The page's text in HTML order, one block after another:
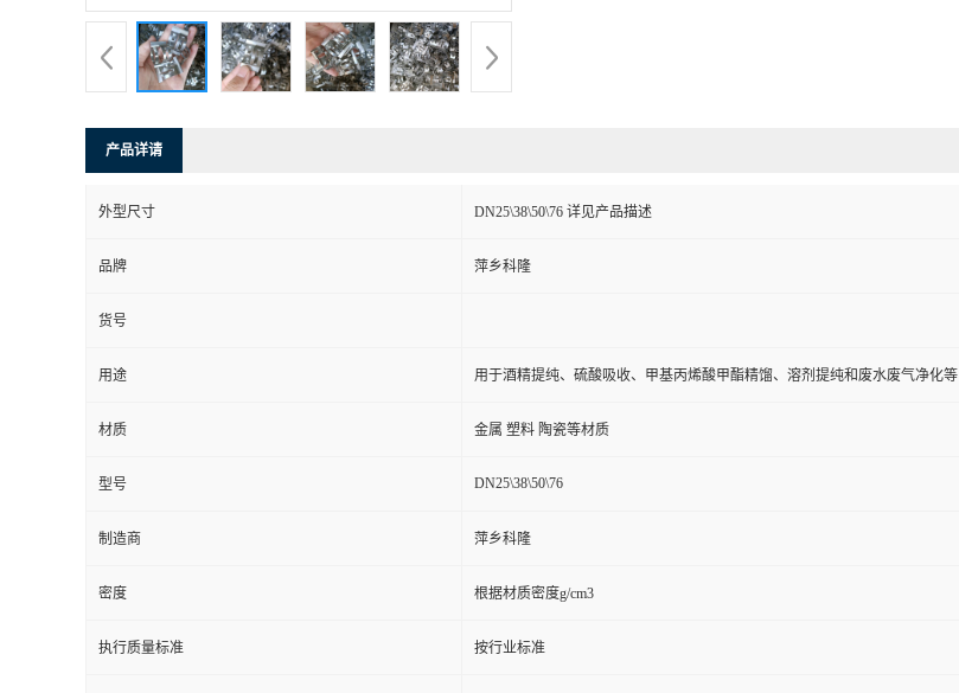
产品详请
外型尺寸 DN25\38\50\76 详见产品描述
品牌 萍乡科隆
货号
用途 用于酒精提纯、硫酸吸收、甲基丙烯酸甲酯精馏、溶剂提纯和废水废气净化等
材质 金属 塑料 陶瓷等材质
型号 DN25\38\50\76
制造商 萍乡科隆
密度 根据材质密度g/cm3
执行质量标准 按行业标准